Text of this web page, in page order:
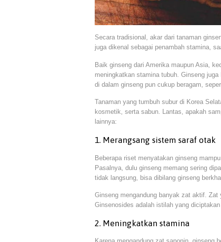
Secara tradisional, akar dari tanaman
juga dikenal sebagai penambah stamina,
Baik ginseng dari Amerika maupun Asia,
meningkatkan stamina tubuh. Ginseng
di dalam ginseng pun cukup beragam,
Tanaman yang tumbuh subur di Korea
kosmetik, serta sabun. Lantas, apakah
lainnya:
1. Merangsang sistem saraf otak
Beberapa riset menyatakan ginseng
Pasalnya, dulu ginseng memang sering
tidak langsung, bisa dibilang ginseng
Ginseng mengandung banyak zat aktif.
Ginsenosides adalah istilah yang
2. Meningkatkan stamina